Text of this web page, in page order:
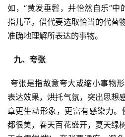
如，“黄发垂髫，并怡然自乐”中
指儿童。借代要选取恰当的代替
准确地理解所表达的事物。
  九、夸张
表达效果，烘托气氛，突出思想
章更生动形象，更富有感染力。
都很美，春天百花盛开，夏天绿